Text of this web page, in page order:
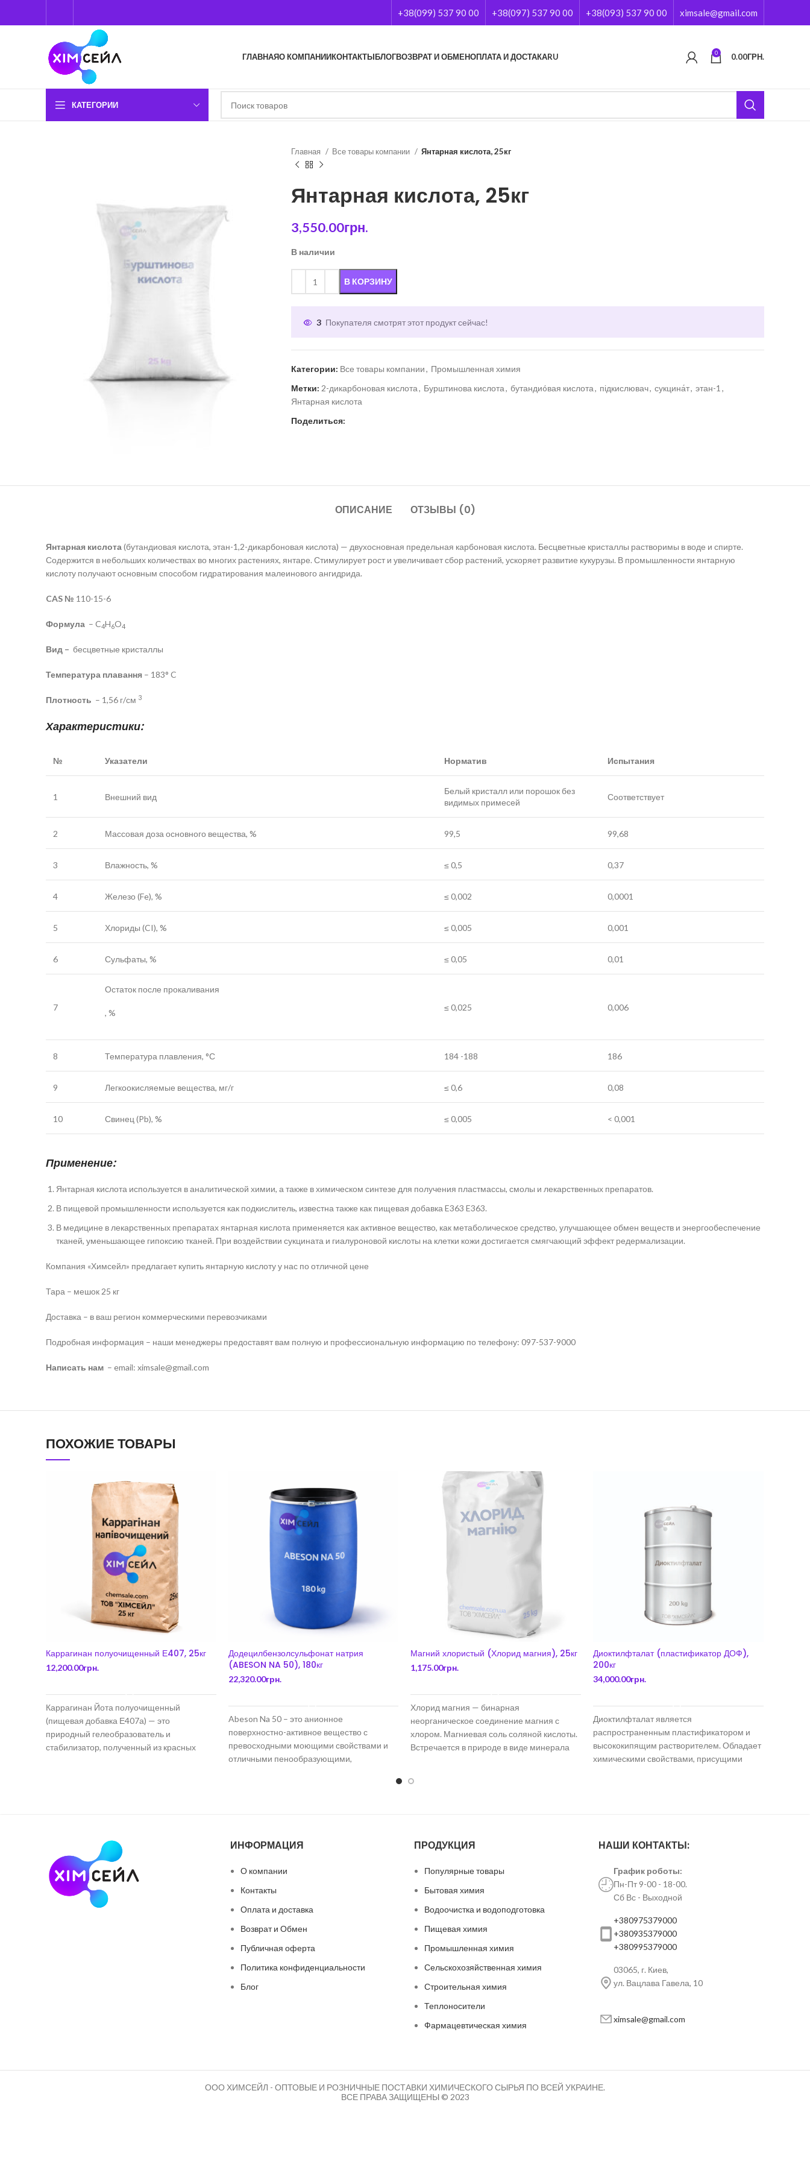
+38(099) 537 90 00 +38(097) 537 90 00 +38(093) 537 90 00 ximsale@gmail.com
ГЛАВНАЯО КОМПАНИИКОНТАКТЫБЛОГВОЗВРАТ И ОБМЕНОПЛАТА И ДОСТАКАRU 0 0.00ГРН.
КАТЕГОРИИ
Главная Все товары компании Янтарная кислота, 25кг
Янтарная кислота, 25кг
3,550.00грн.
В наличии
В КОРЗИНУ
3 Покупателя смотрят этот продукт сейчас!
Категории: Все товары компании, Промышленная химия
Метки: 2-дикарбоновая кислота, Бурштинова кислота, бутандиóвая кислота, підкислювач, сукцина́т, этан-1 ,
Янтарная кислота
Поделиться:
ОПИСАНИЕ ОТЗЫВЫ (0)
Янтарная кислота(бутандиовая кислота, этан-1,2-дикарбоновая кислота) — двухосновная предельная карбоновая кислота. Бесцветные кристаллы растворимы в воде и спирте.
Содержится в небольших количествах во многих растениях, янтаре. Стимулирует рост и увеличивает сбор растений, ускоряет развитие кукурузы. В промышленности янтарную
кислоту получают основным способом гидратирования малеинового ангидрида.
CAS № 110-15-6
Формула – C4H6O4
Вид – бесцветные кристаллы
Температура плавання – 183° C
Плотность – 1,56 г/см 3
Характеристики:
№ Указатели Норматив Испытания
1 Внешний вид
Белый кристалл или порошок без
видимых примесей
Соответствует
2 Массовая доза основного вещества, % 99,5 99,68
3 Влажность, % ≤ 0,5 0,37
4 Железо (Fe), % ≤ 0,002 0,0001
5 Хлориды (CI), % ≤ 0,005 0,001
6 Сульфаты, % ≤ 0,05 0,01
7
Остаток после прокаливания
, %
≤ 0,025 0,006
8 Температура плавления, °С 184 -188 186
9 Легкоокисляемые вещества, мг/г ≤ 0,6 0,08
10 Свинец (Pb), % ≤ 0,005 < 0,001
Применение:
Янтарная кислота используется в аналитической химии, а также в химическом синтезе для получения пластмассы, смолы и лекарственных препаратов.
В пищевой промышленности используется как подкислитель, известна также как пищевая добавка E363 E363.
В медицине в лекарственных препаратах янтарная кислота применяется как активное вещество, как метаболическое средство, улучшающее обмен веществ и энергообеспечение
тканей, уменьшающее гипоксию тканей. При воздействии сукцината и гиалуроновой кислоты на клетки кожи достигается смягчающий эффект редермализации.
Компания «Химсейл» предлагает купить янтарную кислоту у нас по отличной цене
Тара – мешок 25 кг
Доставка – в ваш регион коммерческими перевозчиками
Подробная информация – наши менеджеры предоставят вам полную и профессиональную информацию по телефону: 097-537-9000
Написать нам – email: ximsale@gmail.com
ПОХОЖИЕ ТОВАРЫ
Каррагинан полуочищенный Е407, 25кг
12,200.00грн.
Каррагинан Йота полуочищенный
(пищевая добавка Е407а) — это
природный гелеобразователь и
стабилизатор, полученный из красных
Додецилбензолсульфонат натрия
(ABESON NA 50), 180кг
22,320.00грн.
Abeson Na 50 – это анионное
поверхностно-активное вещество с
превосходными моющими свойствами и
отличными пенообразующими,
Магний хлористый (Хлорид магния), 25кг
1,175.00грн.
Хлорид магния — бинарная
неорганическое соединение магния с
хлором. Магниевая соль соляной кислоты.
Встречается в природе в виде минерала
Диоктилфталат (пластификатор ДОФ),
200кг
34,000.00грн.
Диоктилфталат является
распространенным пластификатором и
высококипящим растворителем. Обладает
химическими свойствами, присущими
ИНФОРМАЦИЯ
О компании
Контакты
Оплата и доставка
Возврат и Обмен
Публичная оферта
Политика конфиденциальности
Блог
ПРОДУКЦИЯ
Популярные товары
Бытовая химия
Водоочистка и водоподготовка
Пищевая химия
Промышленная химия
Сельскохозяйственная химия
Строительная химия
Теплоносители
Фармацевтическая химия
НАШИ КОНТАКТЫ:
График роботы:
Пн-Пт 9-00 - 18-00.
Сб Вс - Выходной
+380975379000
+380935379000
+380995379000
03065, г. Киев,
ул. Вацлава Гавела, 10
ximsale@gmail.com
ООО ХИМСЕЙЛ - ОПТОВЫЕ И РОЗНИЧНЫЕ ПОСТАВКИ ХИМИЧЕСКОГО СЫРЬЯ ПО ВСЕЙ УКРАИНЕ.
ВСЕ ПРАВА ЗАЩИЩЕНЫ © 2023